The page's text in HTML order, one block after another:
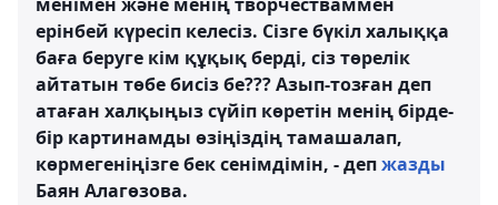
ерінбей күресіп келесіз. Сізге бүкіл халыққа
баға беруге кім құқық берді, сіз төрелік
айтатын төбе бисіз бе??? Азып-тозған деп
атаған халқыңыз сүйіп көретін менің бірде-
бір картинамды өзіңіздің тамашалап,
көрмегеніңізге бек сенімдімін, - депжазды
Баян Алагөзова.